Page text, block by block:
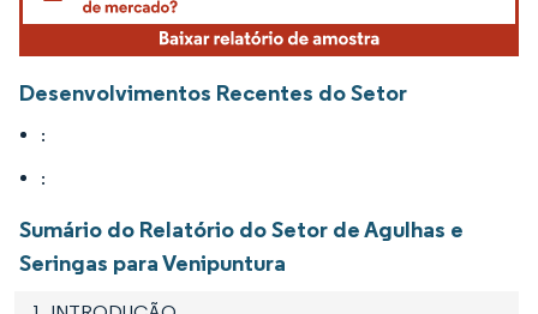
Desenvolvimentos Recentes do Setor
:
:
Sumário do Relatório do Setor de Agulhas e
Seringas para Venipuntura